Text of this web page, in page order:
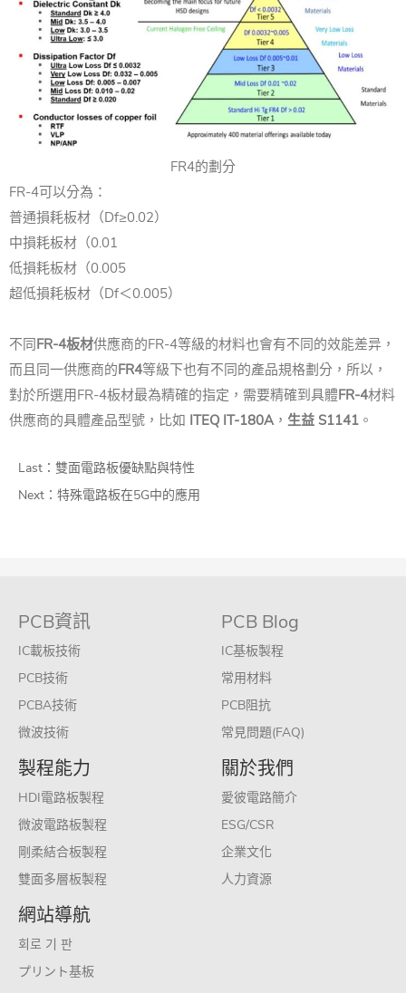
FR4的劃分
FR-4可以分為：
普通損耗板材（Df≥0.02）
中損耗板材（0.01
低損耗板材（0.005
超低損耗板材（Df＜0.005）
不同FR-4板材供應商的FR-4等級的材料也會有不同的效能差异，
而且同一供應商的FR4等級下也有不同的產品規格劃分，所以，
對於所選用FR-4板材最為精確的指定，需要精確到具體FR-4材料
供應商的具體產品型號，比如 ITEQ IT-180A， 生益 S1141 。
Last： 雙面電路板優缺點與特性
Next： 特殊電路板在5G中的應用
PCB資訊
IC載板技術
PCB技術
PCBA技術
微波技術
PCB Blog
IC基板製程
常用材料
PCB阻抗
常見問題(FAQ)
製程能力
HDI電路板製程
微波電路板製程
剛柔結合板製程
雙面多層板製程
關於我們
愛彼電路簡介
ESG/CSR
企業文化
人力資源
網站導航
회로 기 판
プリント基板